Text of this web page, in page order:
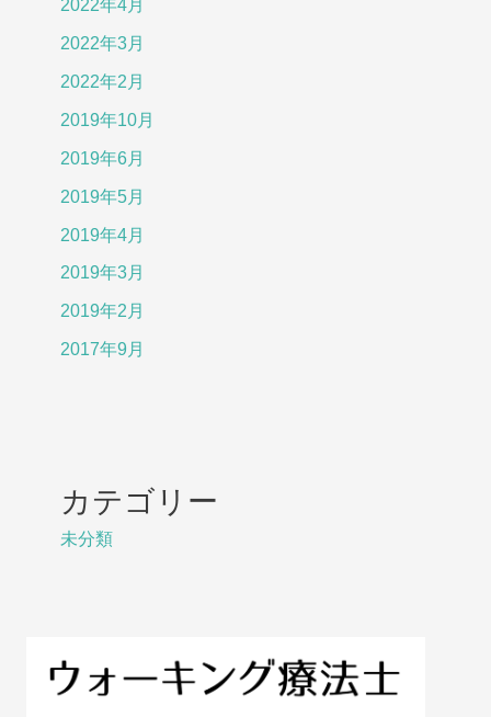
2022年4月
2022年3月
2022年2月
2019年10月
2019年6月
2019年5月
2019年4月
2019年3月
2019年2月
2017年9月
カテゴリー
未分類